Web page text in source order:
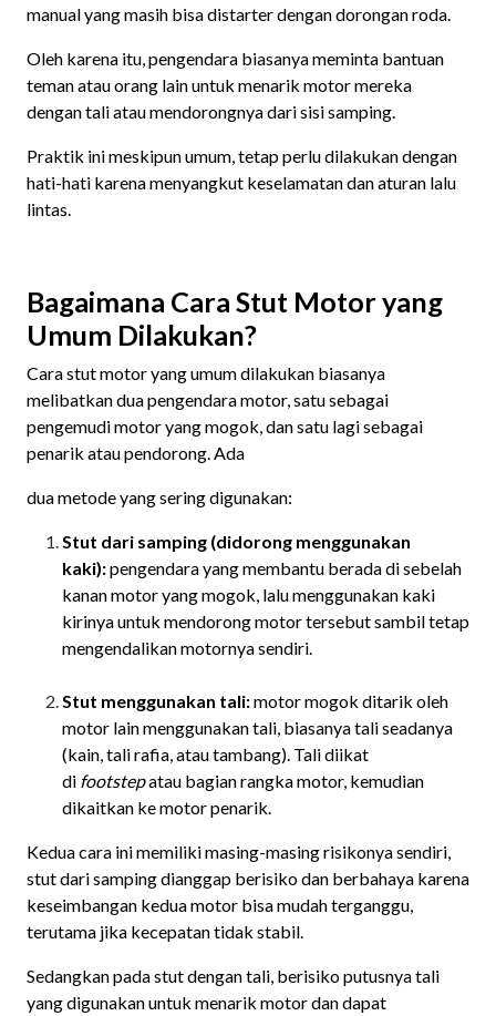
manual yang masih bisa distarter dengan dorongan roda.
Oleh karena itu, pengendara biasanya meminta bantuan
teman atau orang lain untuk menarik motor mereka
dengan tali atau mendorongnya dari sisi samping.
Praktik ini meskipun umum, tetap perlu dilakukan dengan
hati-hati karena menyangkut keselamatan dan aturan lalu
lintas.
Bagaimana Cara Stut Motor yang
Umum Dilakukan?
Cara stut motor yang umum dilakukan biasanya
melibatkan dua pengendara motor, satu sebagai
pengemudi motor yang mogok, dan satu lagi sebagai
penarik atau pendorong. Ada
dua metode yang sering digunakan:
Stut dari samping (didorong menggunakan
kaki):pengendara yang membantu berada di sebelah
kanan motor yang mogok, lalu menggunakan kaki
kirinya untuk mendorong motor tersebut sambil tetap
mengendalikan motornya sendiri.
Stut menggunakan tali:motor mogok ditarik oleh
motor lain menggunakan tali, biasanya tali seadanya
(kain, tali rafia, atau tambang). Tali diikat
di footstepatau bagian rangka motor, kemudian
dikaitkan ke motor penarik.
Kedua cara ini memiliki masing-masing risikonya sendiri,
stut dari samping dianggap berisiko dan berbahaya karena
keseimbangan kedua motor bisa mudah terganggu,
terutama jika kecepatan tidak stabil.
Sedangkan pada stut dengan tali, berisiko putusnya tali
yang digunakan untuk menarik motor dan dapat